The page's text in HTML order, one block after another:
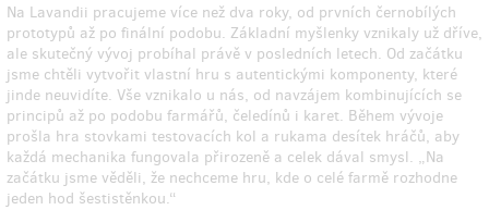
Na Lavandii pracujeme více než dva roky, od prvních černobílých
prototypů až po finální podobu. Základní myšlenky vznikaly už dříve,
ale skutečný vývoj probíhal právě v posledních letech. Od začátku
jsme chtěli vytvořit vlastní hru s autentickými komponenty, které
jinde neuvidíte. Vše vznikalo u nás, od navzájem kombinujících se
principů až po podobu farmářů, čeledínů i karet. Během vývoje
prošla hra stovkami testovacích kol a rukama desítek hráčů, aby
každá mechanika fungovala přirozeně a celek dával smysl. „Na
začátku jsme věděli, že nechceme hru, kde o celé farmě rozhodne
jeden hod šestistěnkou.“